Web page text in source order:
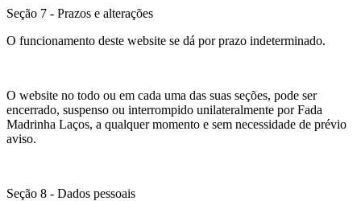
Seção 7 - Prazos e alterações
O funcionamento deste website se dá por prazo indeterminado.
O website no todo ou em cada uma das suas seções, pode ser
encerrado, suspenso ou interrompido unilateralmente por Fada
Madrinha Laços, a qualquer momento e sem necessidade de prévio
aviso.
Seção 8 - Dados pessoais